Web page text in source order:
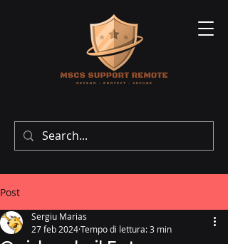
Post
Sergiu Marias
27 feb 2024Tempo di lettura: 3 min